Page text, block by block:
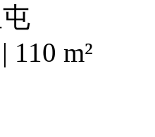
110 m²